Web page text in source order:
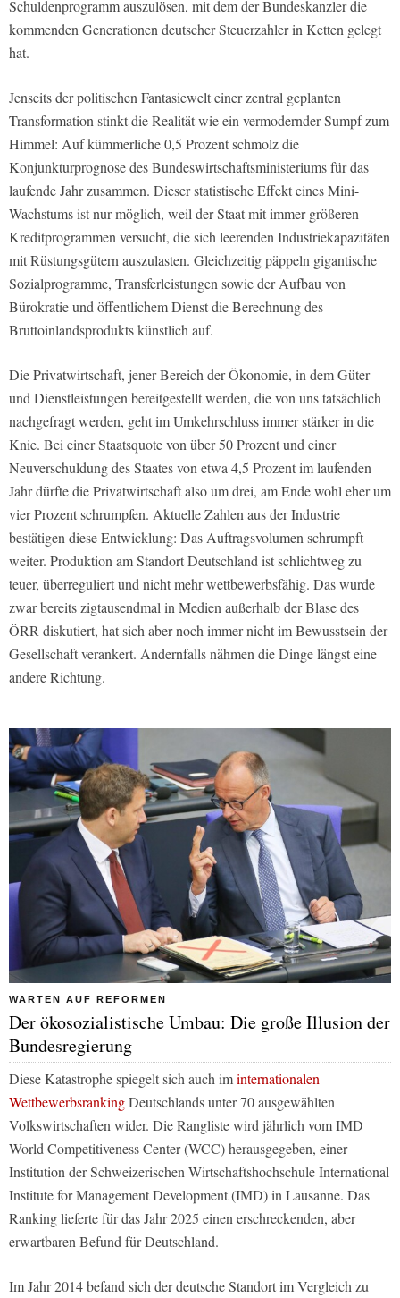
Schuldenprogramm auszulösen, mit dem der Bundeskanzler die
kommenden Generationen deutscher Steuerzahler in Ketten gelegt
hat.
Jenseits der politischen Fantasiewelt einer zentral geplanten
Transformation stinkt die Realität wie ein vermodernder Sumpf zum
Himmel: Auf kümmerliche 0,5 Prozent schmolz die
Konjunkturprognose des Bundeswirtschaftsministeriums für das
laufende Jahr zusammen. Dieser statistische Effekt eines Mini-
Wachstums ist nur möglich, weil der Staat mit immer größeren
Kreditprogrammen versucht, die sich leerenden Industriekapazitäten
mit Rüstungsgütern auszulasten. Gleichzeitig päppeln gigantische
Sozialprogramme, Transferleistungen sowie der Aufbau von
Bürokratie und öffentlichem Dienst die Berechnung des
Bruttoinlandsprodukts künstlich auf.
Die Privatwirtschaft, jener Bereich der Ökonomie, in dem Güter
und Dienstleistungen bereitgestellt werden, die von uns tatsächlich
nachgefragt werden, geht im Umkehrschluss immer stärker in die
Knie. Bei einer Staatsquote von über 50 Prozent und einer
Neuverschuldung des Staates von etwa 4,5 Prozent im laufenden
Jahr dürfte die Privatwirtschaft also um drei, am Ende wohl eher um
vier Prozent schrumpfen. Aktuelle Zahlen aus der Industrie
bestätigen diese Entwicklung: Das Auftragsvolumen schrumpft
weiter. Produktion am Standort Deutschland ist schlichtweg zu
teuer, überreguliert und nicht mehr wettbewerbsfähig. Das wurde
zwar bereits zigtausendmal in Medien außerhalb der Blase des
ÖRR diskutiert, hat sich aber noch immer nicht im Bewusstsein der
Gesellschaft verankert. Andernfalls nähmen die Dinge längst eine
andere Richtung.
WARTEN AUF REFORMEN
Der ökosozialistische Umbau: Die große Illusion der
Bundesregierung
Diese Katastrophe spiegelt sich auch iminternationalen
WettbewerbsrankingDeutschlands unter 70 ausgewählten
Volkswirtschaften wider. Die Rangliste wird jährlich vom IMD
World Competitiveness Center (WCC) herausgegeben, einer
Institution der Schweizerischen Wirtschaftshochschule International
Institute for Management Development (IMD) in Lausanne. Das
Ranking lieferte für das Jahr 2025 einen erschreckenden, aber
erwartbaren Befund für Deutschland.
Im Jahr 2014 befand sich der deutsche Standort im Vergleich zu